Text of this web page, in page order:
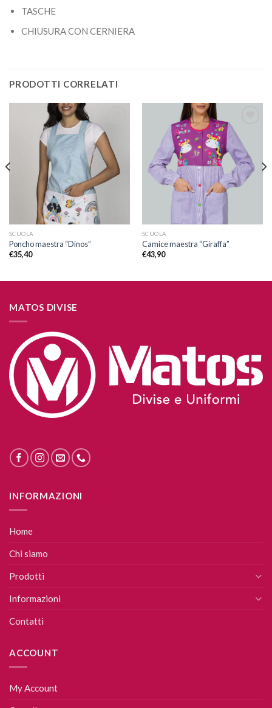
TASCHE
CHIUSURA CON CERNIERA
PRODOTTI CORRELATI
Aggiungi
alla lista
dei
desideri
SCUOLA
Poncho maestra “Dinos”
€35,40
Aggiungi
alla lista
dei
desideri
SCUOLA
Camice maestra “Giraffa”
€43,90
MATOS DIVISE
INFORMAZIONI
Home
Chi siamo
Prodotti
Informazioni
Contatti
ACCOUNT
My Account